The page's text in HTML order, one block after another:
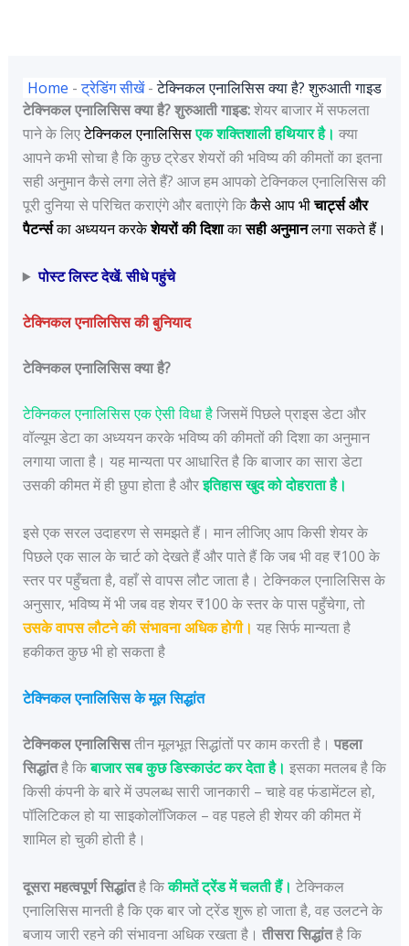
Home -ट्रेडिंग सीखें-टेक्निकल एनालिसिस क्या है? शुरुआती गाइड
टेक्निकल एनालिसिस क्या है? शुरुआती गाइड:शेयर बाजार में सफलता
पाने के लिएटेक्निकल एनालिसिसएक शक्तिशाली हथियार है। क्या
आपने कभी सोचा है कि कुछ ट्रेडर शेयरों की भविष्य की कीमतों का इतना
सही अनुमान कैसे लगा लेते हैं? आज हम आपको टेक्निकल एनालिसिस की
पूरी दुनिया से परिचित कराएंगे और बताएंगे किकैसे आप भीचार्ट्स और
पैटर्न्सका अध्ययन करकेशेयरों की दिशाकासही अनुमानलगा सकते हैं।
पोस्ट लिस्ट देखें. सीधे पहुंचे
टेक्निकल एनालिसिस की बुनियाद
टेक्निकल एनालिसिस क्या है?
टेक्निकल एनालिसिस एक ऐसी विधा हैजिसमें पिछले प्राइस डेटा और
वॉल्यूम डेटा का अध्ययन करके भविष्य की कीमतों की दिशा का अनुमान
लगाया जाता है। यह मान्यता पर आधारित है कि बाजार का सारा डेटा
उसकी कीमत में ही छुपा होता है औरइतिहास खुद को दोहराता है।
इसे एक सरल उदाहरण से समझते हैं। मान लीजिए आप किसी शेयर के
पिछले एक साल के चार्ट को देखते हैं और पाते हैं कि जब भी वह ₹100 के
स्तर पर पहुँचता है, वहाँ से वापस लौट जाता है। टेक्निकल एनालिसिस के
अनुसार, भविष्य में भी जब वह शेयर ₹100 के स्तर के पास पहुँचेगा, तो
उसके वापस लौटने की संभावना अधिक होगी। यह सिर्फ मान्यता है
हकीकत कुछ भी हो सकता है
टेक्निकल एनालिसिस के मूल सिद्धांत
टेक्निकल एनालिसिसतीन मूलभूत सिद्धांतों पर काम करती है। पहला
सिद्धांतहै किबाजार सब कुछ डिस्काउंट कर देता है। इसका मतलब है कि
किसी कंपनी के बारे में उपलब्ध सारी जानकारी – चाहे वह फंडामेंटल हो,
पॉलिटिकल हो या साइकोलॉजिकल – वह पहले ही शेयर की कीमत में
शामिल हो चुकी होती है।
दूसरा महत्वपूर्ण सिद्धांतहै किकीमतें ट्रेंड में चलती हैं। टेक्निकल
एनालिसिस मानती है कि एक बार जो ट्रेंड शुरू हो जाता है, वह उलटने के
बजाय जारी रहने की संभावना अधिक रखता है। तीसरा सिद्धांतहै कि